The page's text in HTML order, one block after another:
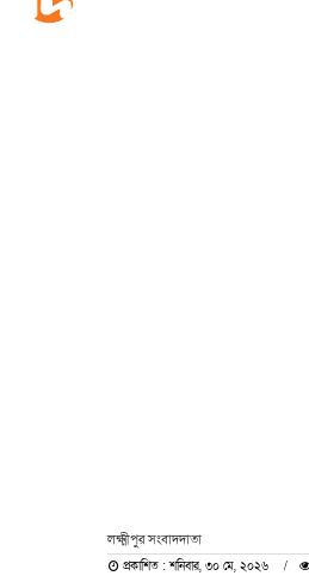
লক্ষ্মীপুর সংবাদদাতা
প্রকাশিত : শনিবার, ৩০ মে, ২০২৬